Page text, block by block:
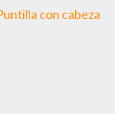
con cabeza